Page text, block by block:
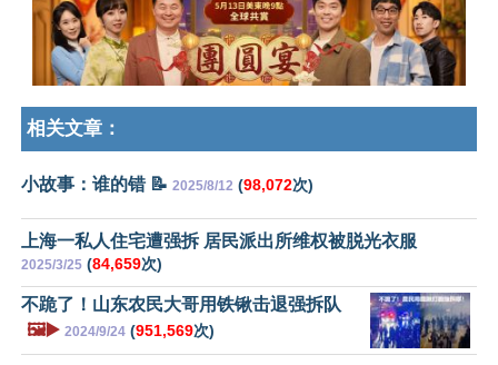
相关文章：
小故事：谁的错 📝 2025/8/12 (98,072次)
上海一私人住宅遭强拆 居民派出所维权被脱光衣服
2025/3/25 (84,659次)
不跪了！山东农民大哥用铁锹击退强拆队
🖼️▶️ 2024/9/24 (951,569次)